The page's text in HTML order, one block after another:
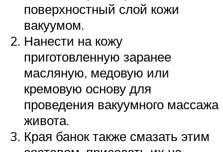
поверхностный слой кожи
вакуумом.
Нанести на кожу
приготовленную заранее
масляную, медовую или
кремовую основу для
проведения вакуумного массажа
живота.
Края банок также смазать этим